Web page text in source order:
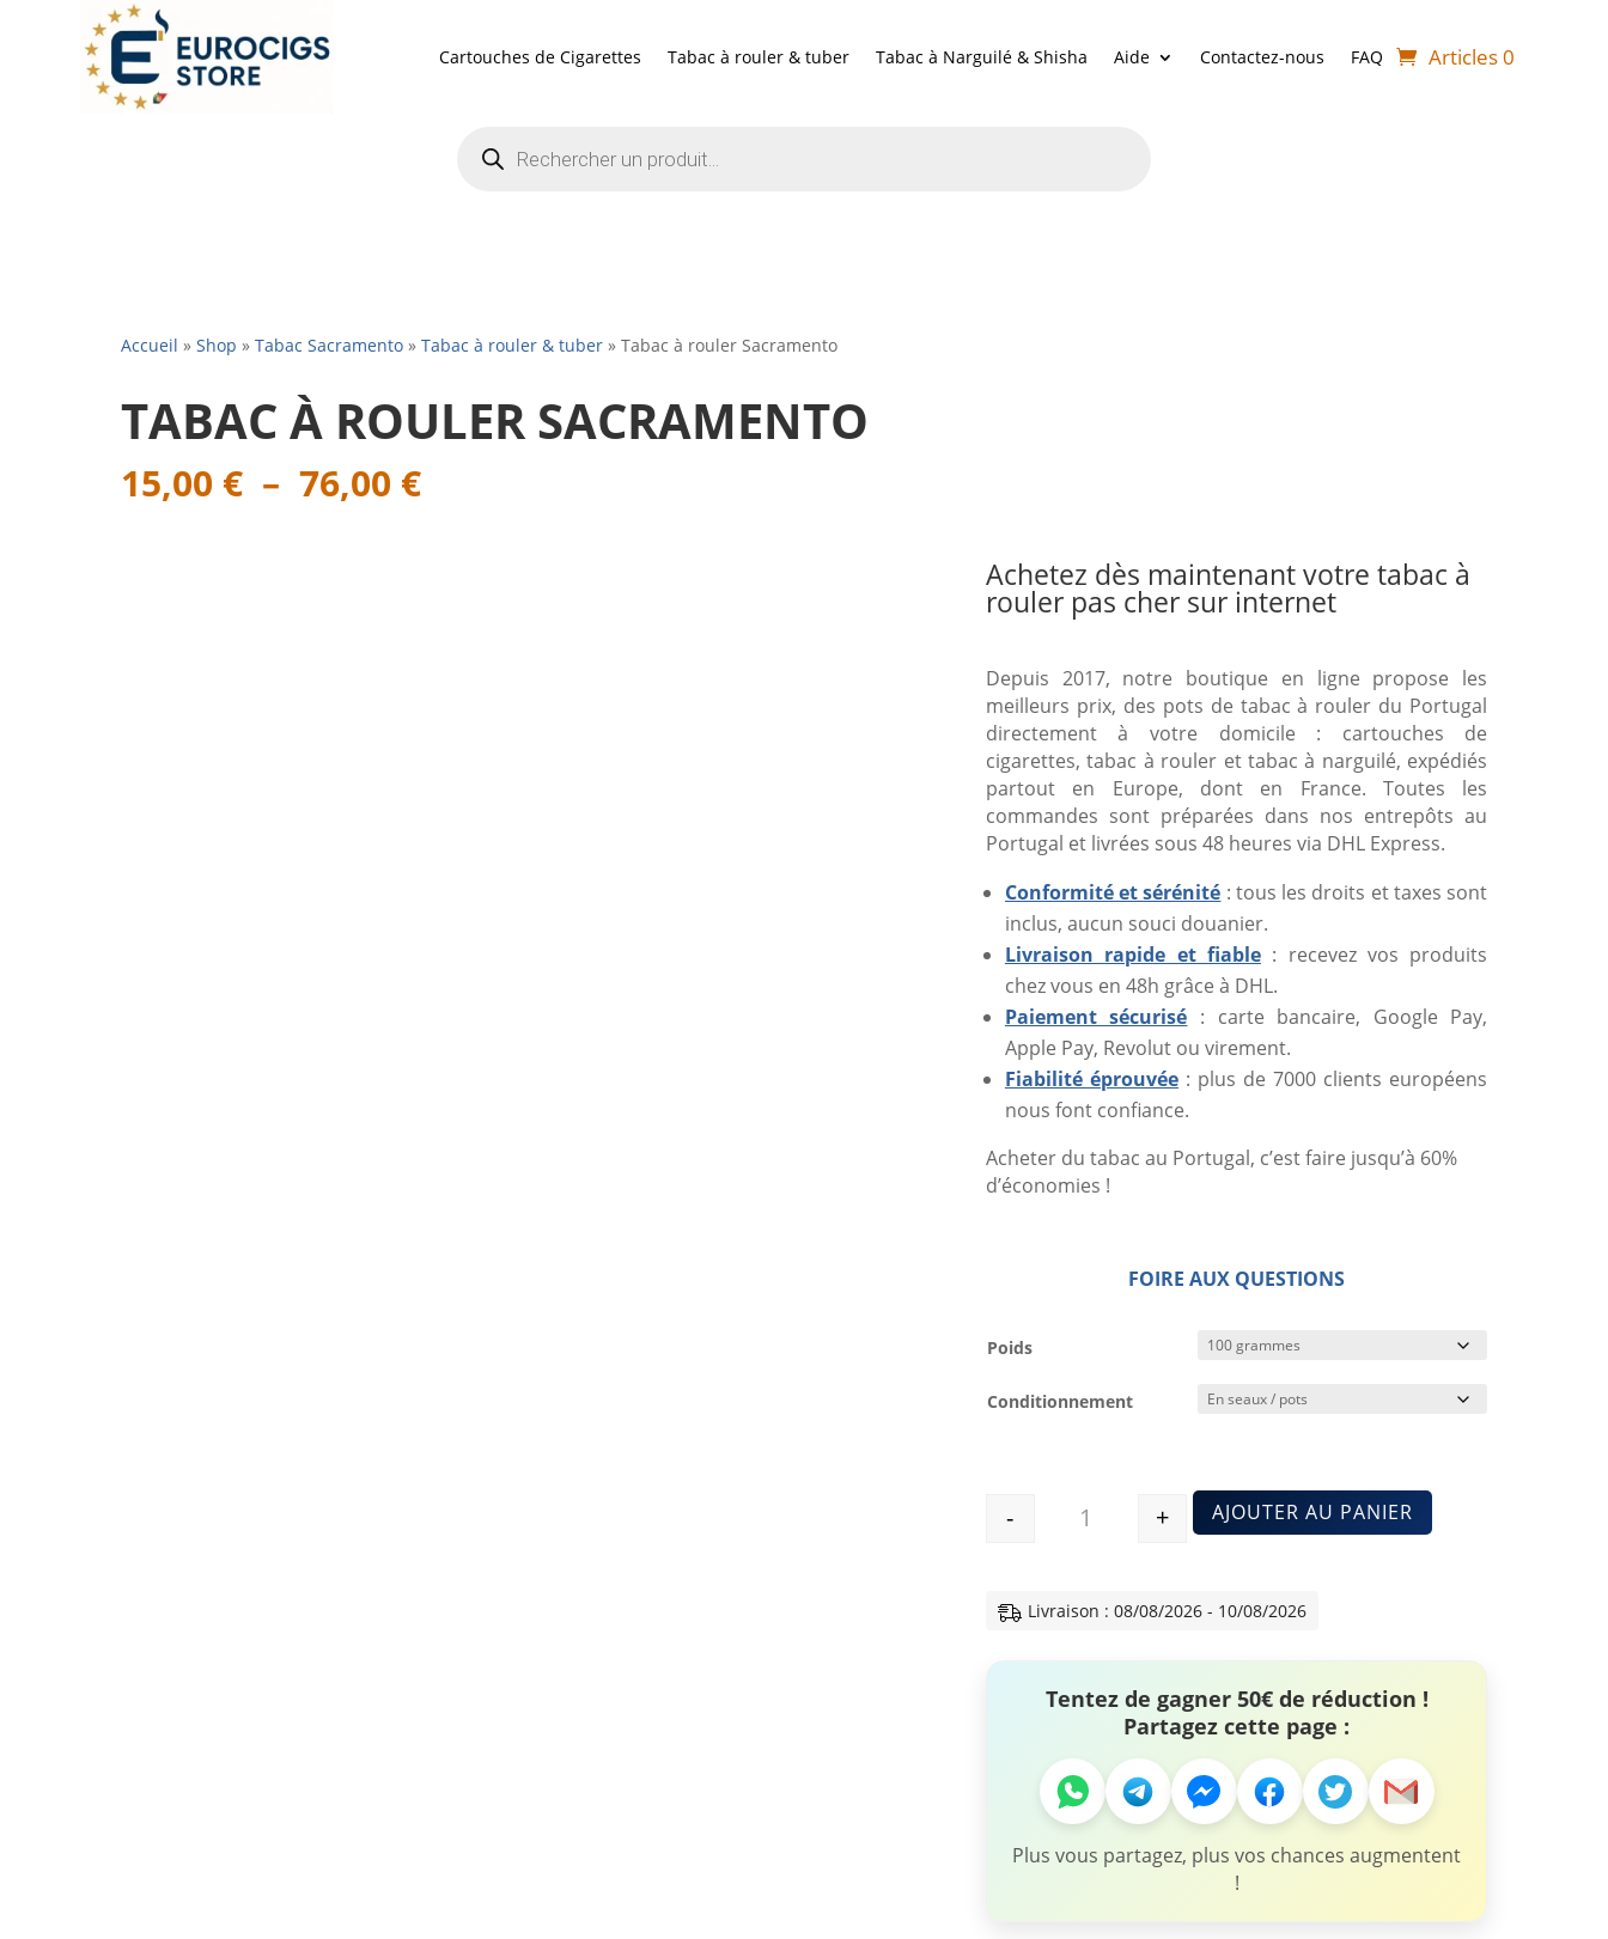
Cartouches de Cigarettes Tabac à rouler & tuber Tabac à Narguilé & Shisha Aide Contactez-nous FAQ Articles 0
produits
Accueil » Shop » Tabac Sacramento» Tabac à rouler & tuber» Tabac à rouler Sacramento
TABAC À ROULER SACRAMENTO
15,00 € – 76,00 €Plage
de
Achetez dès maintenant votre tabac à
rouler pas cher sur internet
Depuis 2017, notre boutique en ligne propose les
meilleurs prix, des pots de tabac à rouler du Portugal
directement à votre domicile : cartouches de
cigarettes, tabac à rouler et tabac à narguilé, expédiés
partout en Europe, dont en France. Toutes les
commandes sont préparées dans nos entrepôts au
Portugal et livrées sous 48 heures via DHL Express.
Conformité et sérénité : tous les droits et taxes sont
inclus, aucun souci douanier.
Livraison rapide et fiable: recevez vos produits
chez vous en 48h grâce à DHL.
Paiement sécurisé : carte bancaire, Google Pay,
Apple Pay, Revolut ou virement.
Fiabilité éprouvée: plus de 7000 clients européens
nous font confiance.
Acheter du tabac au Portugal, c’est faire jusqu’à 60%
d’économies !
FOIRE AUX QUESTIONS
Poids
Conditionnement
Quantité
- + AJOUTER AU PANIER
Livraison : 08/08/2026 - 10/08/2026
Tentez de gagner 50€ de réduction !
Partagez cette page :
Plus vous partagez, plus vos chances augmentent
!